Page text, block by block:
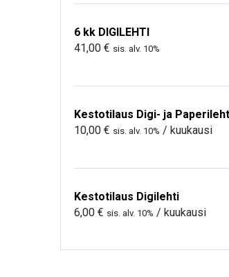
6 kk DIGILEHTI
41,00 € sis. alv. 10%
Kestotilaus Digi- ja
10,00 € sis. alv. 10% / kuukausi
Kestotilaus Digilehti
6,00 € sis. alv. 10% / kuukausi